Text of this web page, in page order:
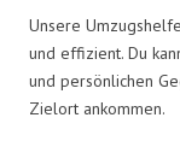
Unsere
und effizient. Du
und persönlichen
Zielort ankommen.